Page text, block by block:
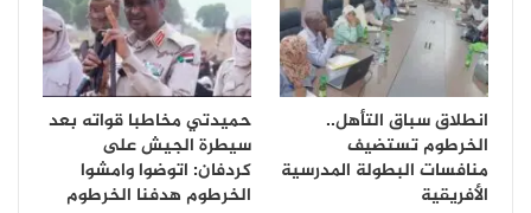
انطلاق سباق التأهل..
الخرطوم تستضيف
منافسات البطولة المدرسية
الأفريقية
حميدتي مخاطبا قواته بعد
سيطرة الجيش على
كردفان: اتوضوا وامشوا
الخرطوم هدفنا الخرطوم